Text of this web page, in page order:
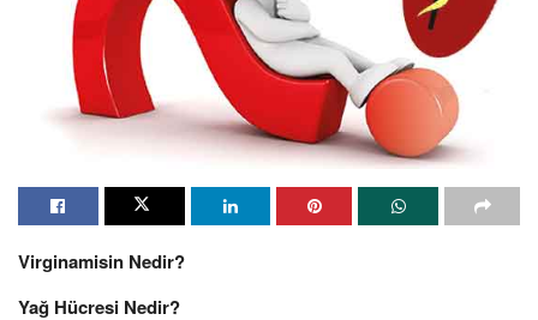
Virginamisin Nedir?
Yağ Hücresi Nedir?